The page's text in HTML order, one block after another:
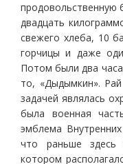
продовольственную
двадцать
свежего хлеба, 10
горчицы и даже
Потом были два
то, «Дыдымкин».
задачей являлась
была военная
эмблема
что раньше
котором